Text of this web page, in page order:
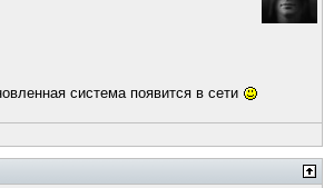
система появится в сети